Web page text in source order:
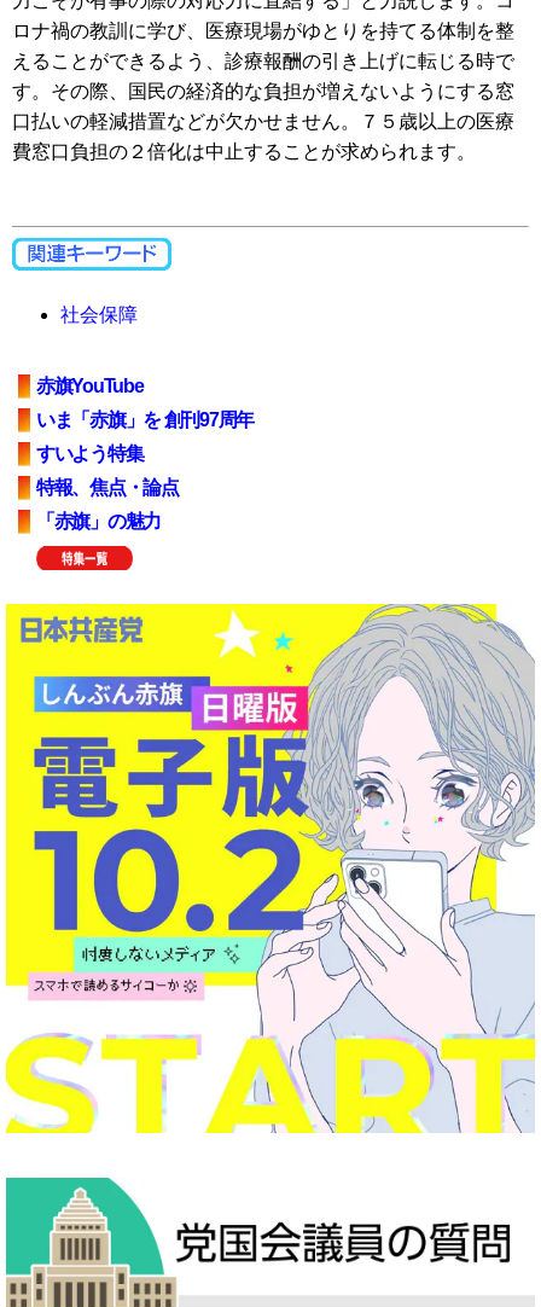
ロナ禍の教訓に学び、医療現場がゆとりを持てる体制を整
えることができるよう、診療報酬の引き上げに転じる時で
す。その際、国民の経済的な負担が増えないようにする窓
口払いの軽減措置などが欠かせません。７５歳以上の医療
費窓口負担の２倍化は中止することが求められます。
社会保障
赤旗YouTube
いま「赤旗」を 創刊97周年
すいよう特集
特報、焦点・論点
「赤旗」の魅力